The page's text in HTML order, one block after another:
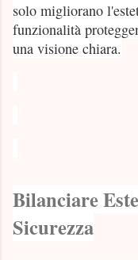
solo migliorano
funzionalità
una visione chiara.
Bilanciare
Sicurezza